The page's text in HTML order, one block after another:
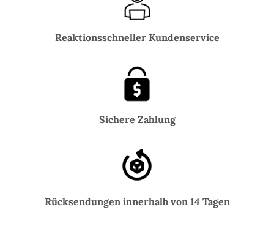
Reaktionsschneller Kundenservice
Sichere Zahlung
Rücksendungen innerhalb von 14 Tagen